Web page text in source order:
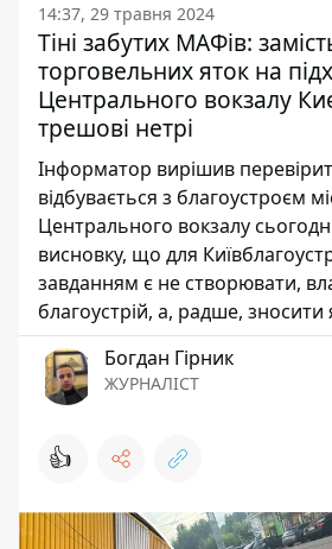
14:37, 29 травня 2024
Тіні забутих МАФів:
торговельних яток на
Центрального вокзалу
трешові нетрі
Інформатор вирішив
відбувається з благоустроєм
Центрального вокзалу
висновку, що для
завданням є не створювати,
благоустрій, а, радше, зносити
Богдан Гірник
ЖУРНАЛІСТ
👍